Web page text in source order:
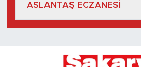
ASLANTAŞ ECZANESİ